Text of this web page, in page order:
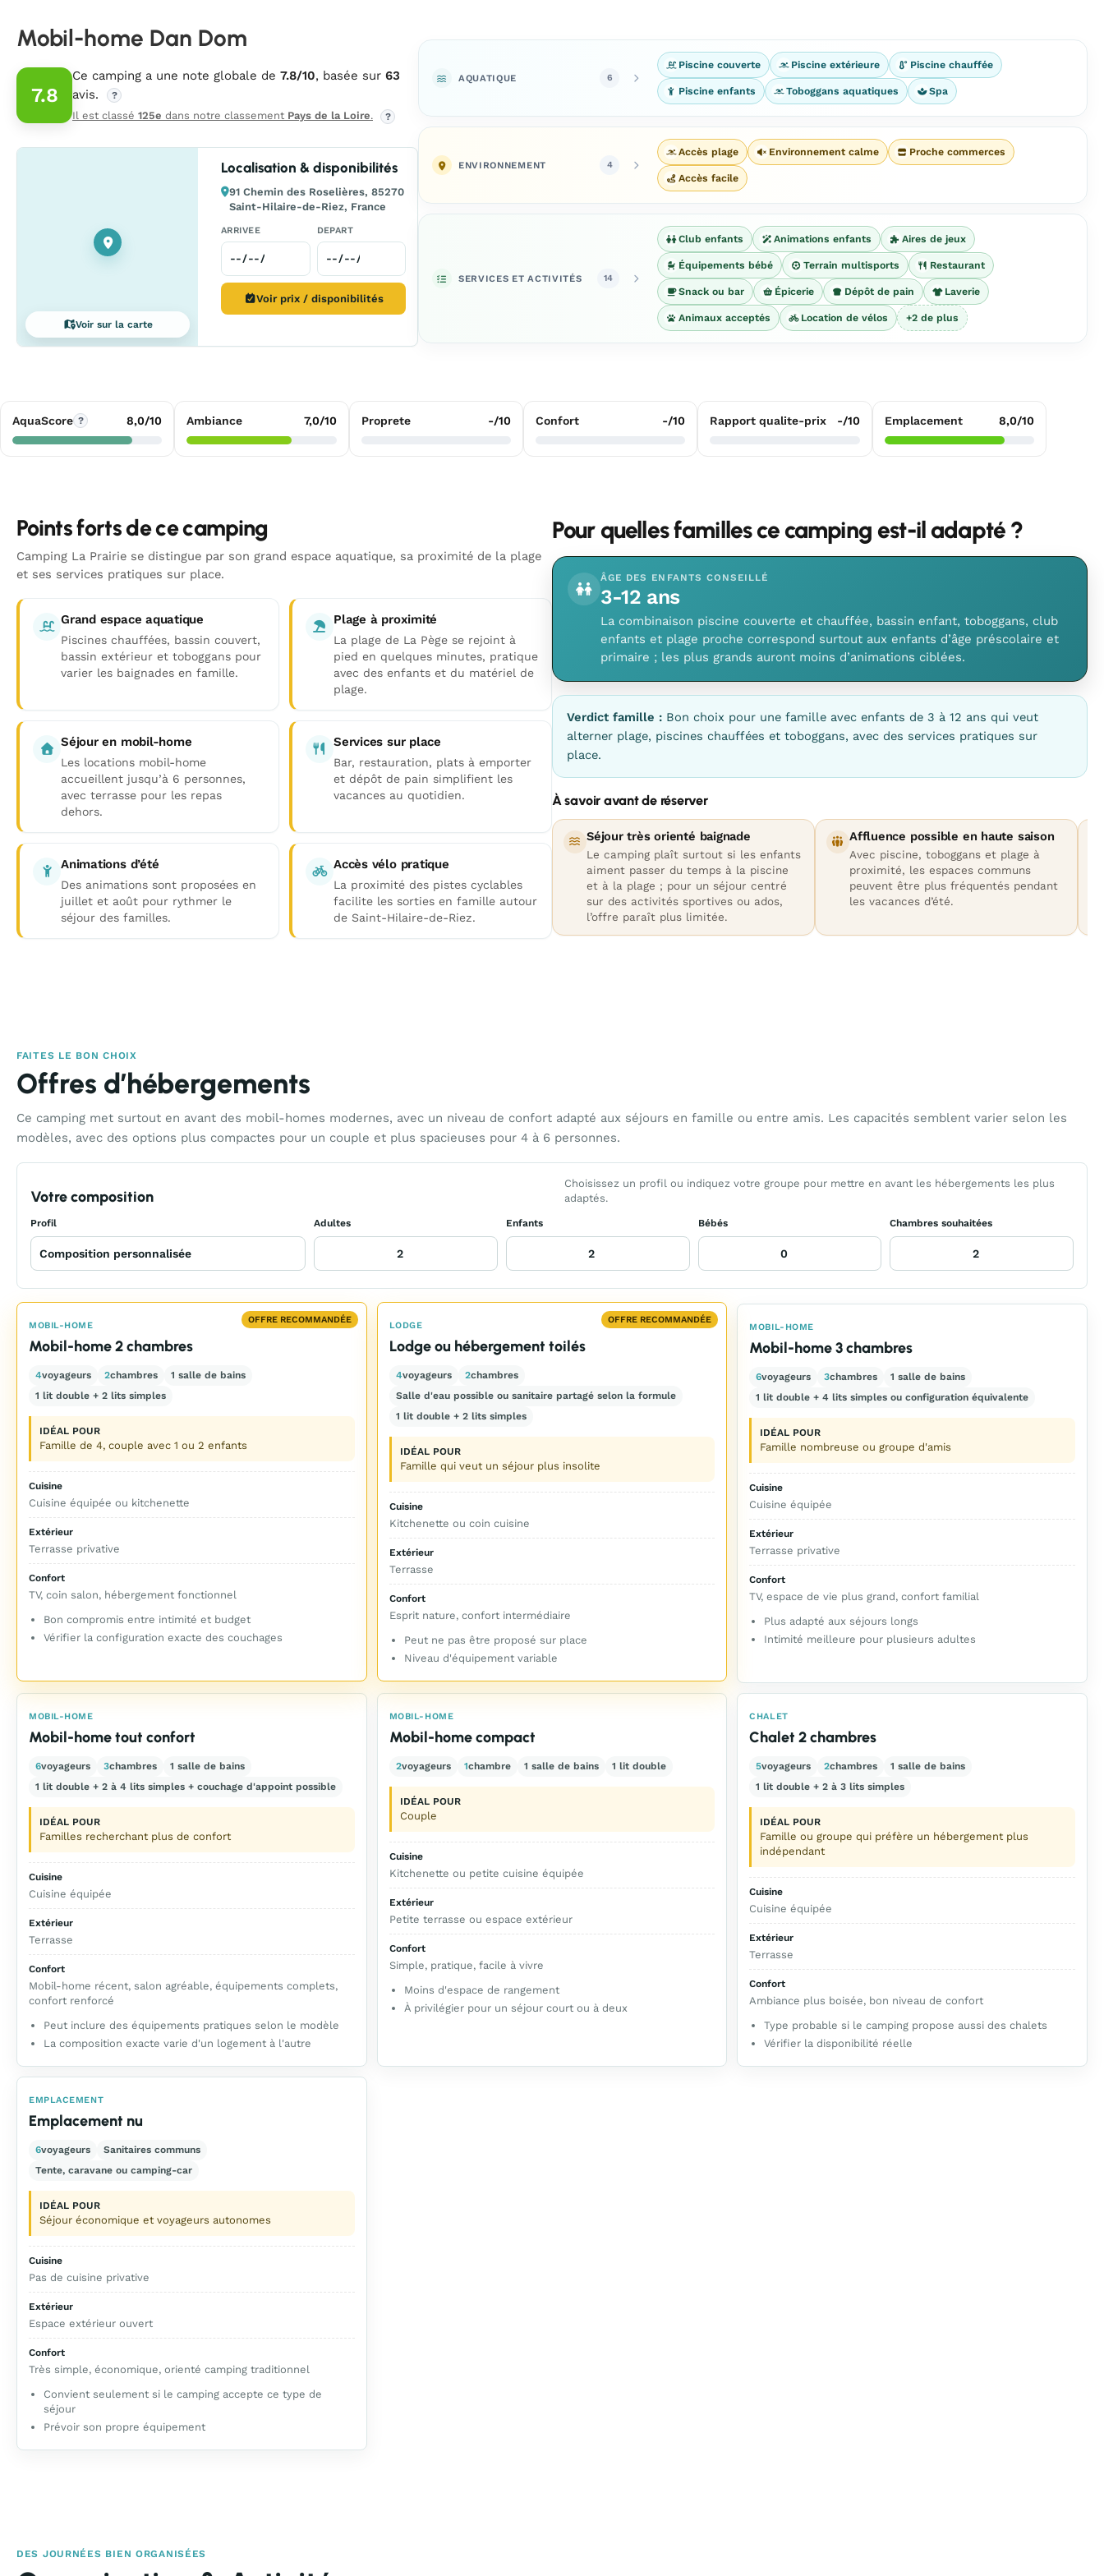
Mobil-home Dan Dom
7.8
Ce camping a une note globale de 7.8/10, basée sur 63
avis.
?
Il est classé 125e dans notre classement Pays de la Loire. ?
Voir sur la carte
Localisation & disponibilités
91 Chemin des Roselières, 85270
Saint-Hilaire-de-Riez, France
ARRIVEE DEPART
Voir prix / disponibilités
AQUATIQUE 6
Piscine couverte Piscine extérieure Piscine chauffée
Piscine enfants Toboggans aquatiques Spa
ENVIRONNEMENT 4
Accès plage Environnement calme Proche commerces
Accès facile
SERVICES ET ACTIVITÉS 14
Club enfants Animations enfants Aires de jeux
Équipements bébé Terrain multisports Restaurant
Snack ou bar Épicerie Dépôt de pain Laverie
Animaux acceptés Location de vélos +2 de plus
AquaScore ? 8,0/10 Ambiance 7,0/10 Proprete -/10 Confort -/10 Rapport qualite-prix -/10 Emplacement 8,0/10
Points forts de ce camping
Camping La Prairie se distingue par son grand espace aquatique, sa proximité de la plage
et ses services pratiques sur place.
Grand espace aquatique
Piscines chauffées, bassin couvert,
bassin extérieur et toboggans pour
varier les baignades en famille.
Plage à proximité
La plage de La Pège se rejoint à
pied en quelques minutes, pratique
avec des enfants et du matériel de
plage.
Séjour en mobil-home
Les locations mobil-home
accueillent jusqu’à 6 personnes,
avec terrasse pour les repas
dehors.
Services sur place
Bar, restauration, plats à emporter
et dépôt de pain simplifient les
vacances au quotidien.
Animations d’été
Des animations sont proposées en
juillet et août pour rythmer le
séjour des familles.
Accès vélo pratique
La proximité des pistes cyclables
facilite les sorties en famille autour
de Saint-Hilaire-de-Riez.
Pour quelles familles ce camping est-il adapté ?
ÂGE DES ENFANTS CONSEILLÉ
3-12 ans
La combinaison piscine couverte et chauffée, bassin enfant, toboggans, club
enfants et plage proche correspond surtout aux enfants d’âge préscolaire et
primaire ; les plus grands auront moins d’animations ciblées.
Verdict famille : Bon choix pour une famille avec enfants de 3 à 12 ans qui veut
alterner plage, piscines chauffées et toboggans, avec des services pratiques sur
place.
À savoir avant de réserver
Séjour très orienté baignade
Le camping plaît surtout si les enfants
aiment passer du temps à la piscine
et à la plage ; pour un séjour centré
sur des activités sportives ou ados,
l’offre paraît plus limitée.
Affluence possible en haute saison
Avec piscine, toboggans et plage à
proximité, les espaces communs
peuvent être plus fréquentés pendant
les vacances d’été.
FAITES LE BON CHOIX
Offres d’hébergements
Ce camping met surtout en avant des mobil-homes modernes, avec un niveau de confort adapté aux séjours en famille ou entre amis. Les capacités semblent varier selon les
modèles, avec des options plus compactes pour un couple et plus spacieuses pour 4 à 6 personnes.
Votre composition
Choisissez un profil ou indiquez votre groupe pour mettre en avant les hébergements les plus
adaptés.
Profil Adultes Enfants Bébés Chambres souhaitées
OFFRE RECOMMANDÉE
MOBIL-HOME
Mobil-home 2 chambres
4voyageurs 2chambres
1 salle de bains
1 lit double + 2 lits simples
IDÉAL POUR
Famille de 4, couple avec 1 ou 2 enfants
Cuisine
Cuisine équipée ou kitchenette
Extérieur
Terrasse privative
Confort
TV, coin salon, hébergement fonctionnel
Bon compromis entre intimité et budget
Vérifier la configuration exacte des couchages
MOBIL-HOME
Mobil-home 3 chambres
6voyageurs 3chambres
1 salle de bains
1 lit double + 4 lits simples ou configuration équivalente
IDÉAL POUR
Famille nombreuse ou groupe d'amis
Cuisine
Cuisine équipée
Extérieur
Terrasse privative
Confort
TV, espace de vie plus grand, confort familial
Plus adapté aux séjours longs
Intimité meilleure pour plusieurs adultes
MOBIL-HOME
Mobil-home tout confort
6voyageurs 3chambres
1 salle de bains
1 lit double + 2 à 4 lits simples + couchage d'appoint possible
IDÉAL POUR
Familles recherchant plus de confort
Cuisine
Cuisine équipée
Extérieur
Terrasse
Confort
Mobil-home récent, salon agréable, équipements complets,
confort renforcé
Peut inclure des équipements pratiques selon le modèle
La composition exacte varie d'un logement à l'autre
MOBIL-HOME
Mobil-home compact
2voyageurs 1chambre 1 salle de bains 1 lit double
IDÉAL POUR
Couple
Cuisine
Kitchenette ou petite cuisine équipée
Extérieur
Petite terrasse ou espace extérieur
Confort
Simple, pratique, facile à vivre
Moins d'espace de rangement
À privilégier pour un séjour court ou à deux
CHALET
Chalet 2 chambres
5voyageurs 2chambres
1 salle de bains
1 lit double + 2 à 3 lits simples
IDÉAL POUR
Famille ou groupe qui préfère un hébergement plus
indépendant
Cuisine
Cuisine équipée
Extérieur
Terrasse
Confort
Ambiance plus boisée, bon niveau de confort
Type probable si le camping propose aussi des chalets
Vérifier la disponibilité réelle
OFFRE RECOMMANDÉE
LODGE
Lodge ou hébergement toilés
4voyageurs 2chambres
Salle d'eau possible ou sanitaire partagé selon la formule
1 lit double + 2 lits simples
IDÉAL POUR
Famille qui veut un séjour plus insolite
Cuisine
Kitchenette ou coin cuisine
Extérieur
Terrasse
Confort
Esprit nature, confort intermédiaire
Peut ne pas être proposé sur place
Niveau d'équipement variable
EMPLACEMENT
Emplacement nu
6voyageurs
Sanitaires communs
Tente, caravane ou camping-car
IDÉAL POUR
Séjour économique et voyageurs autonomes
Cuisine
Pas de cuisine privative
Extérieur
Espace extérieur ouvert
Confort
Très simple, économique, orienté camping traditionnel
Convient seulement si le camping accepte ce type de
séjour
Prévoir son propre équipement
DES JOURNÉES BIEN ORGANISÉES